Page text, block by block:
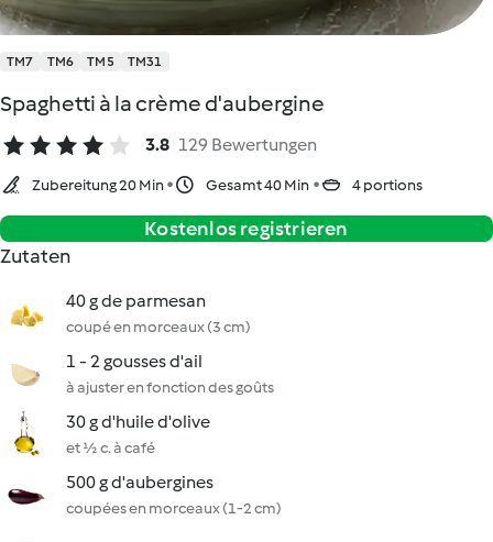
TM7 TM6 TM5 TM31
Spaghetti à la crème d'aubergine
3.8 129 Bewertungen
Zubereitung 20 Min Gesamt 40 Min 4 portions
Kostenlos registrieren
Zutaten
40 g de parmesan
coupé en morceaux (3 cm)
1 - 2 gousses d'ail
à ajuster en fonction des goûts
30 g d'huile d'olive
et ½ c. à café
500 g d'aubergines
coupées en morceaux (1-2 cm)